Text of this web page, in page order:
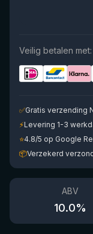
Veilig betalen met:
✅Gratis verzending
⚡Levering 1-3
⭐4.8/5 op Google
📦Verzekerd
ABV
10.0%